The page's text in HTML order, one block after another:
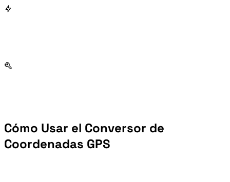
Cómo Usar el Conversor de
Coordenadas GPS